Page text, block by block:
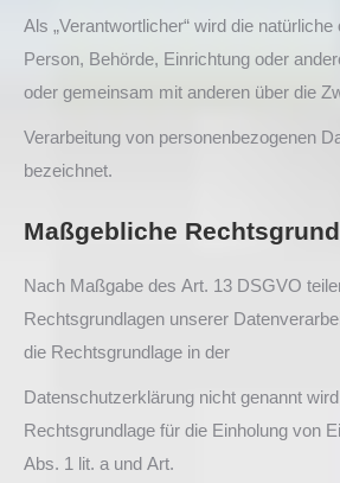
Als „Verantwortlicher“ wird die
Person, Behörde, Einrichtung oder
oder gemeinsam mit anderen über die
Verarbeitung von personenbezogenen
bezeichnet.
Maßgebliche
Nach Maßgabe des Art. 13 DSGVO
Rechtsgrundlagen unserer
die Rechtsgrundlage in der
Datenschutzerklärung nicht genannt
Rechtsgrundlage für die Einholung von
Abs. 1 lit. a und Art.